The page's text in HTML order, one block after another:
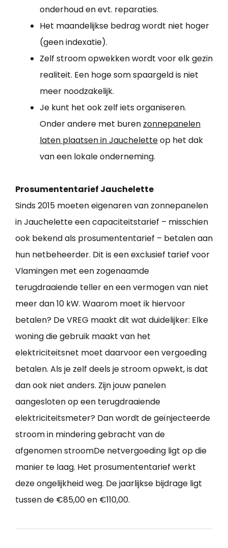
onderhoud en evt. reparaties.
Het maandelijkse bedrag wordt niet hoger
(geen indexatie).
Zelf stroom opwekken wordt voor elk gezin
realiteit. Een hoge som spaargeld is niet
meer noodzakelijk.
Je kunt het ook zelf iets organiseren.
Onder andere met buren zonnepanelen
laten plaatsen in Jaucheletteop het dak
van een lokale onderneming.
Prosumententarief Jauchelette
Sinds 2015 moeten eigenaren van zonnepanelen
in Jauchelette een capaciteitstarief – misschien
ook bekend als prosumententarief – betalen aan
hun netbeheerder. Dit is een exclusief tarief voor
Vlamingen met een zogenaamde
terugdraaiende teller en een vermogen van niet
meer dan 10 kW. Waarom moet ik hiervoor
betalen? De VREG maakt dit wat duidelijker: Elke
woning die gebruik maakt van het
elektriciteitsnet moet daarvoor een vergoeding
betalen. Als je zelf deels je stroom opwekt, is dat
dan ook niet anders. Zijn jouw panelen
aangesloten op een terugdraaiende
elektriciteitsmeter? Dan wordt de geïnjecteerde
stroom in mindering gebracht van de
afgenomen stroomDe netvergoeding ligt op die
manier te laag. Het prosumententarief werkt
deze ongelijkheid weg. De jaarlijkse bijdrage ligt
tussen de €85,00 en €110,00.